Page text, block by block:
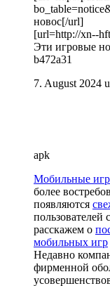
новос[/url]
[url=http://xn--
Эти игровые
b472a31
7. August 2024
apk
Мобильные
более
появляются
пользователей
расскажем о
мобильных игр
Недавно
фирменной